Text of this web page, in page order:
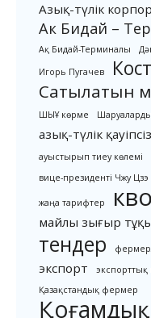
Азық-түлік
Ак Бидай –
Ақ Бидай-Терминалы
Игорь Пугачев
Сатылатын
ШЫҰ көрме
азық-түлік
ауыстырып тиеу көлемі
вице-президенті Чжу Цзэ
жаңа тарифтер
майлы зығыр
тендер
экспорт экспорттық
Қазақстандық фермер